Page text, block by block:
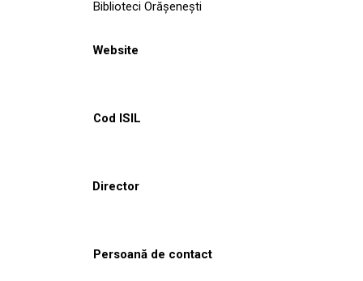
Biblioteci Orășenești
Website
Cod ISIL
Director
Persoană de contact